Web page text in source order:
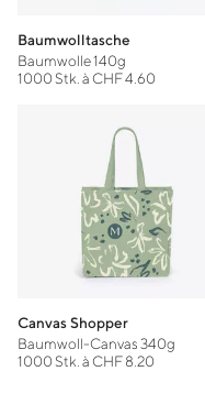
Baumwolltasche
Baumwolle 140g
1000 Stk. à CHF 4.60
Canvas Shopper
Baumwoll-Canvas 340g
1000 Stk. à CHF 8.20